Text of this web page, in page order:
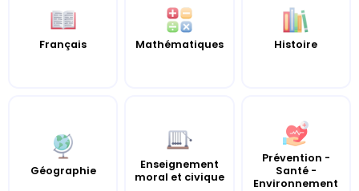
Français Mathématiques Histoire
Géographie
Enseignement
moral et civique
Prévention -
Santé -
Environnement